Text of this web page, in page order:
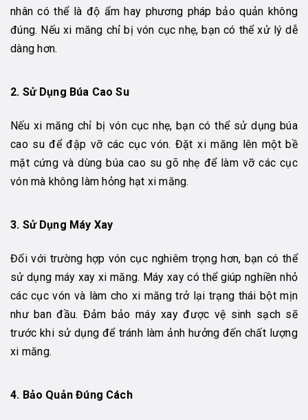
nhân có thể là độ ẩm hay phương pháp bảo quản không
đúng. Nếu xi măng chỉ bị vón cục nhẹ, bạn có thể xử lý dễ
dàng hơn.
2. Sử Dụng Búa Cao Su
Nếu xi măng chỉ bị vón cục nhẹ, bạn có thể sử dụng búa
cao su để đập vỡ các cục vón. Đặt xi măng lên một bề
mặt cứng và dùng búa cao su gõ nhẹ để làm vỡ các cục
vón mà không làm hỏng hạt xi măng.
3. Sử Dụng Máy Xay
Đối với trường hợp vón cục nghiêm trọng hơn, bạn có thể
sử dụng máy xay xi măng. Máy xay có thể giúp nghiền nhỏ
các cục vón và làm cho xi măng trở lại trạng thái bột mịn
như ban đầu. Đảm bảo máy xay được vệ sinh sạch sẽ
trước khi sử dụng để tránh làm ảnh hưởng đến chất lượng
xi măng.
4. Bảo Quản Đúng Cách